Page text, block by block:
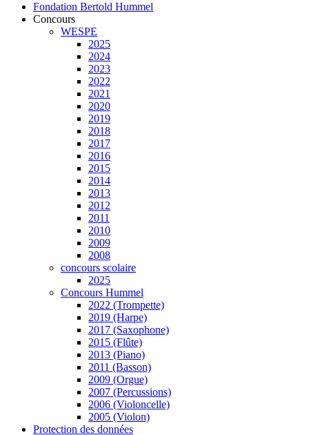
Fondation Bertold Hummel
Concours
WESPE
2025
2024
2023
2022
2021
2020
2019
2018
2017
2016
2015
2014
2013
2012
2011
2010
2009
2008
concours scolaire
2025
Concours Hummel
2022 (Trompette)
2019 (Harpe)
2017 (Saxophone)
2015 (Flûte)
2013 (Piano)
2011 (Basson)
2009 (Orgue)
2007 (Percussions)
2006 (Violoncelle)
2005 (Violon)
Protection des données